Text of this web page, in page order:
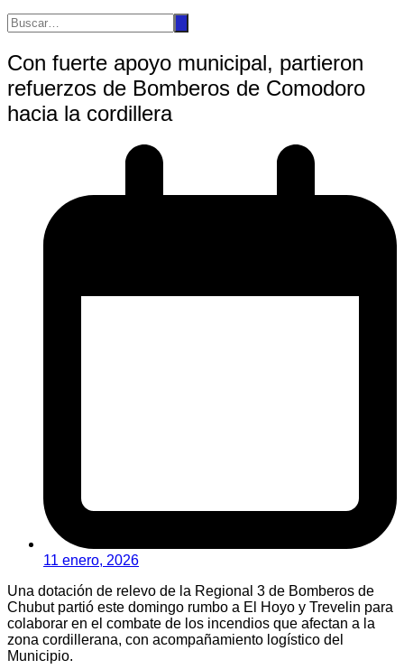
Con fuerte apoyo municipal, partieron
refuerzos de Bomberos de Comodoro
hacia la cordillera
11 enero, 2026
Una dotación de relevo de la Regional 3 de Bomberos de
Chubut partió este domingo rumbo a El Hoyo y Trevelin para
colaborar en el combate de los incendios que afectan a la
zona cordillerana, con acompañamiento logístico del
Municipio.